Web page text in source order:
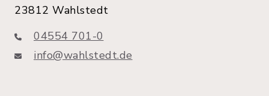
23812 Wahlstedt
04554 701-0
info@wahlstedt.de